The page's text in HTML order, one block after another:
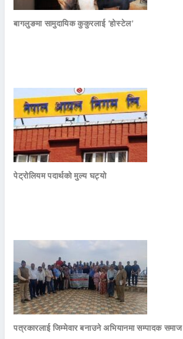
बागलुङमा सामुदायिक कुकुरलाई ‘होस्टेल’
पेट्रोलियम पदार्थको मुल्य घट्यो
पत्रकारलाई जिम्मेवार बनाउने अभियानमा सम्पादक समाज